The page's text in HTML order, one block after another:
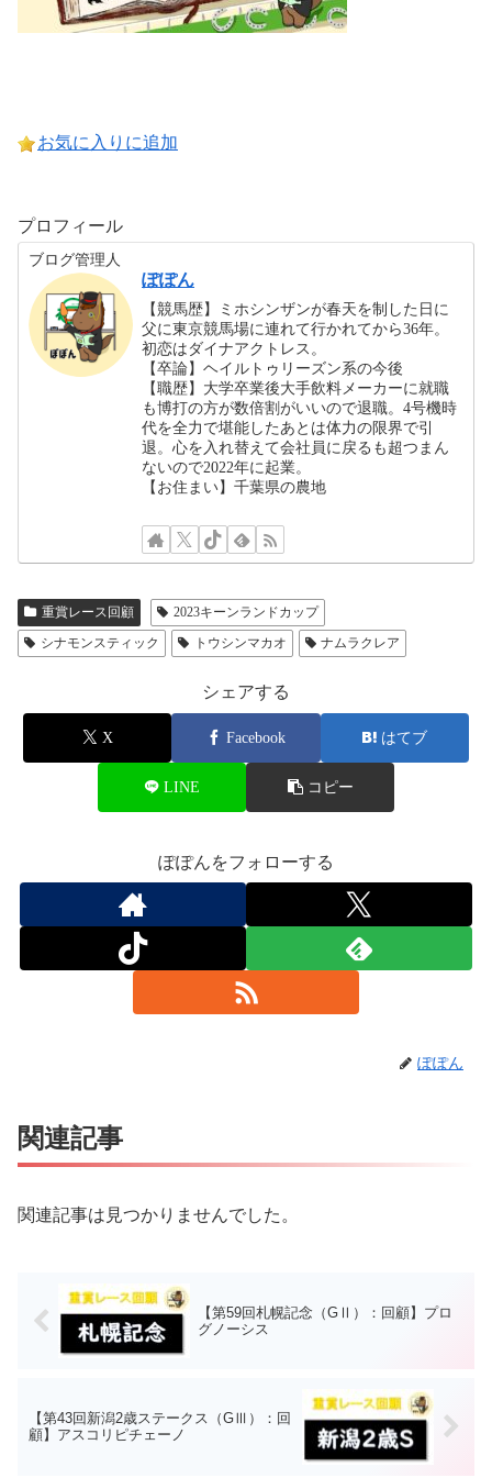
お気に入りに追加
プロフィール
ブログ管理人
ぽぽん
【競馬歴】ミホシンザンが春天を制した日に
父に東京競馬場に連れて行かれてから36年。
初恋はダイナアクトレス。
【卒論】ヘイルトゥリーズン系の今後
【職歴】大学卒業後大手飲料メーカーに就職
も博打の方が数倍割がいいので退職。4号機時
代を全力で堪能したあとは体力の限界で引
退。心を入れ替えて会社員に戻るも超つまん
ないので2022年に起業。
【お住まい】千葉県の農地
重賞レース回顧
2023キーンランドカップ
シナモンスティック
トウシンマカオ ナムラクレア
シェアする
X Facebook はてブ
LINE コピー
ぽぽんをフォローする
ぽぽん
関連記事
関連記事は見つかりませんでした。
【第59回札幌記念（GⅡ）：回顧】プロ
グノーシス
【第43回新潟2歳ステークス（GⅢ）：回
顧】アスコリピチェーノ